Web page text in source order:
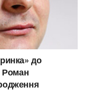
до
Роман